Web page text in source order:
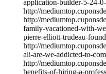
application-builder-5-24-
http://
http://
family-vacationed-with-
pierre-elliott-trudeau-
http://
ali-are-we-addicted-to-
http://
benefits-of-hiring-a-